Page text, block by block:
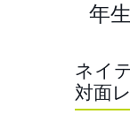
年生
ネイ
対面